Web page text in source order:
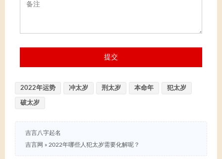
2022年运势 冲太岁 刑太岁 本命年 犯太岁
破太岁
吉言八字起名
吉言网 » 2022年哪些人犯太岁需要化解呢？